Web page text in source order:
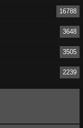
16788
3648
3505
2239